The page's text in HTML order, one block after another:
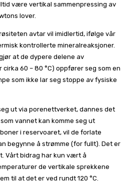
være vertikal sammenpressing av
lover.
avtar vil imidlertid, ifølge vår
kontrollerte mineralreaksjoner.
at de dypere delene av
60 – 80 °C) oppfører seg som en
som ikke lar seg stoppe av fysiske
ut via porenettverket, dannes det
vannet kan komme seg ut
i reservoaret, vil de forlate
begynne å strømme (for fullt). Det er
Vårt bidrag har kun vært å
de vertikale sprekkene
til at det er ved rundt 120 °C.